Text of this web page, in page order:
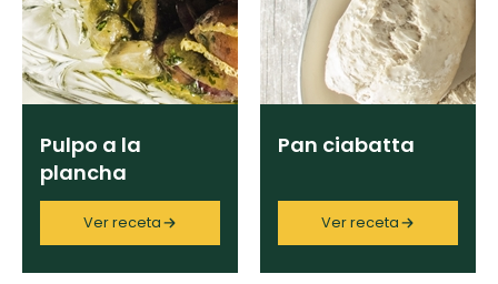
Pulpo a la
plancha
Ver receta
Pan ciabatta
Ver receta